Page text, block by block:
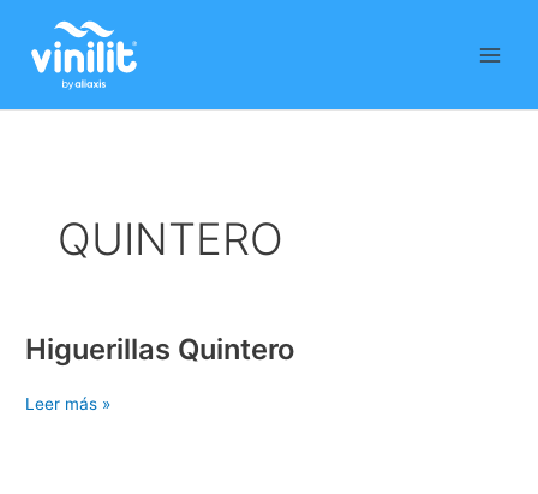
contenido
QUINTERO
Higuerillas Quintero
Higuerillas
Quintero
Leer más »